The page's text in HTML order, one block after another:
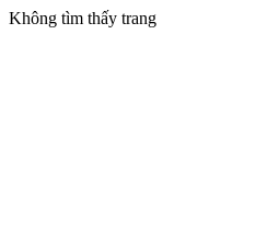
Không tìm thấy trang